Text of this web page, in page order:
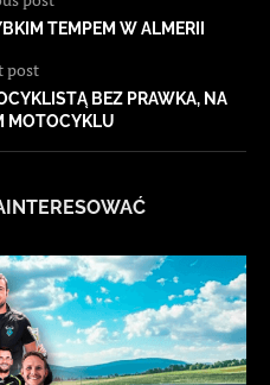
TEMPEM W ALMERII
post
BEZ PRAWKA, NA
MOTOCYKLU